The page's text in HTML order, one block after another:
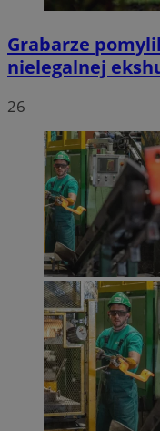
Grabarze
nielegalnej
26